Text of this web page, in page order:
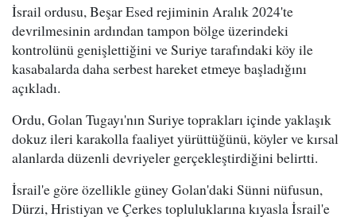
İsrail ordusu, Beşar Esed rejiminin Aralık 2024'te
devrilmesinin ardından tampon bölge üzerindeki
kontrolünü genişlettiğini ve Suriye tarafındaki köy ile
kasabalarda daha serbest hareket etmeye başladığını
açıkladı.
Ordu, Golan Tugayı'nın Suriye toprakları içinde yaklaşık
dokuz ileri karakolla faaliyet yürüttüğünü, köyler ve kırsal
alanlarda düzenli devriyeler gerçekleştirdiğini belirtti.
İsrail'e göre özellikle güney Golan'daki Sünni nüfusun,
Dürzi, Hristiyan ve Çerkes topluluklarına kıyasla İsrail'e